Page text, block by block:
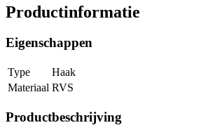
Productinformatie
Eigenschappen
Type
Haak
Materiaal RVS
Productbeschrijving